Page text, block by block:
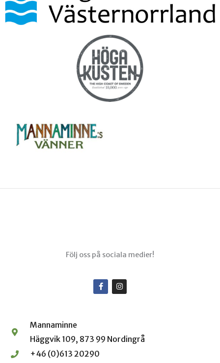
Mannaminne
Häggvik 109, 873 99 Nordingrå
+46 (0)613 20290
Följ oss på sociala medier!
F
a
c
k
-
I
n
s
m